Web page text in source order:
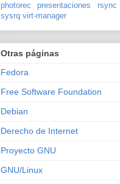
photorec presentaciones rsync
sysrq virt-manager
Otras páginas
Fedora
Free Software Foundation
Debian
Derecho de Internet
Proyecto GNU
GNU/Linux